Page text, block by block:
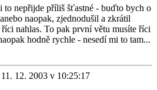
to nepřijde příliš šťastné - buďto bych o
naopak, zjednodušil a zkrátil
nahlas. To pak první větu musíte říci
hodně rychle - nesedí mi to tam...
11. 12. 2003 v 10:25:17